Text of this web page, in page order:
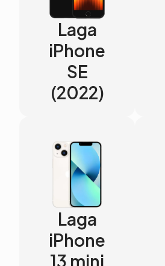
Laga
iPhone
SE
(2022)
Laga
iPhone
13 mini